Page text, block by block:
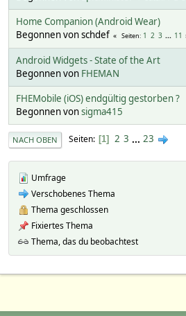
Home Companion (Android Wear)
Begonnen von schdef
Seiten 1 2 3 ... 11
Android Widgets - State of the Art
Begonnen von FHEMAN
FHEMobile (iOS) endgültig gestorben ?
Begonnen vonsigma415
NACH OBEN Seiten 1 2 3 ... 23
Umfrage
Verschobenes Thema
Thema geschlossen
Fixiertes Thema
Thema, das du beobachtest